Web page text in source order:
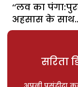
‘‘लव का
अहसास के
सरिता